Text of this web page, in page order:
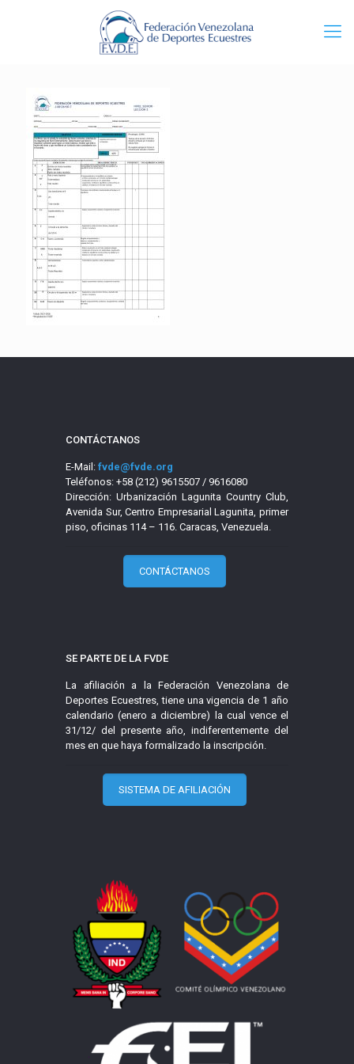
CONTÁCTANOS
E-Mail: fvde@fvde.org
Teléfonos: +58 (212) 9615507 / 9616080
Dirección: Urbanización Lagunita Country Club,
Avenida Sur, Centro Empresarial Lagunita, primer
piso, oficinas 114 – 116. Caracas, Venezuela.
CONTÁCTANOS
SE PARTE DE LA FVDE
La afiliación a la Federación Venezolana de
Deportes Ecuestres, tiene una vigencia de 1 año
calendario (enero a diciembre) la cual vence el
31/12/ del presente año, indiferentemente del
mes en que haya formalizado la inscripción.
SISTEMA DE AFILIACIÓN